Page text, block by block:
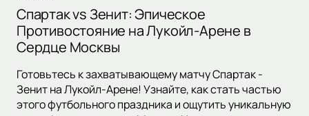
Спартак vs Зенит: Эпическое
Противостояние на Лукойл-Арене в
Сердце Москвы
Готовьтесь к захватывающему матчу Спартак -
Зенит на Лукойл-Арене! Узнайте, как стать частью
этого футбольного праздника и ощутить уникальную